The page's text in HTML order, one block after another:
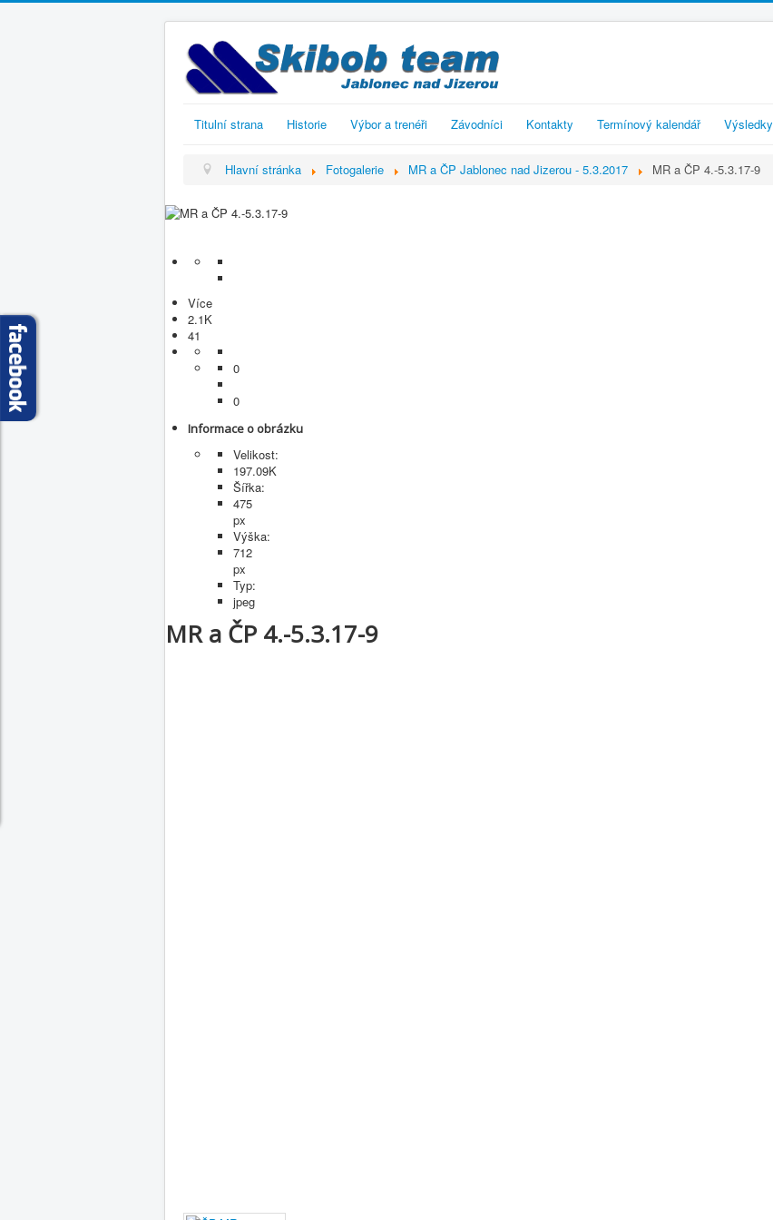
Titulní strana Historie Výbor a trenéři Závodníci Kontakty Termínový kalendář Výsledky
Hlavní stránka Fotogalerie MR a ČP Jablonec nad Jizerou - 5.3.2017 MR a ČP 4.-5.3.17-9
Více
2.1K
41
0
0
Informace o obrázku
Velikost:
197.09K
Šířka:
475
px
Výška:
712
px
Typ:
jpeg
MR a ČP 4.-5.3.17-9